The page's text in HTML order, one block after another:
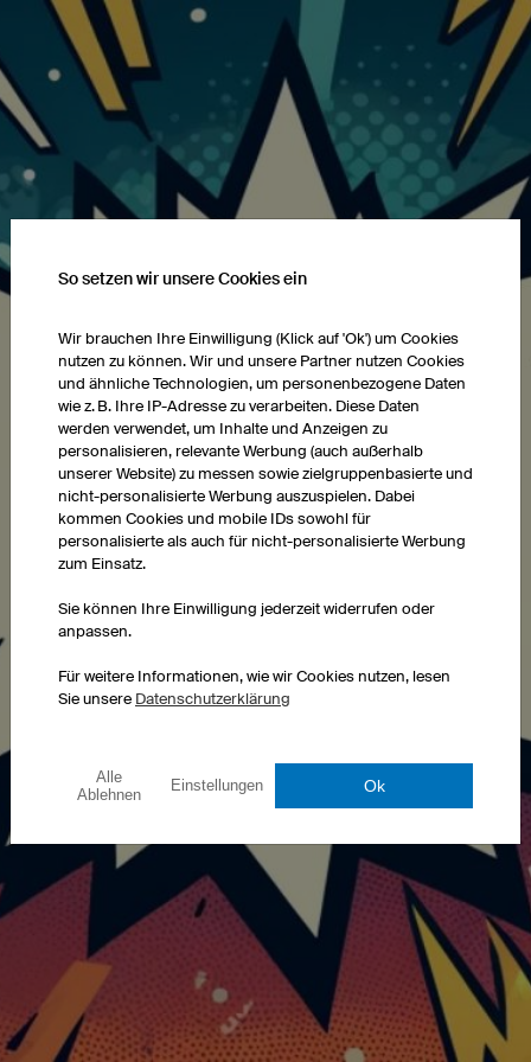
Click!
So setzen wir unsere Cookies ein
Wir brauchen Ihre Einwilligung (Klick auf 'Ok') um Cookies
nutzen zu können. Wir und unsere Partner nutzen Cookies
und ähnliche Technologien, um personenbezogene Daten
wie z. B. Ihre IP-Adresse zu verarbeiten. Diese Daten
werden verwendet, um Inhalte und Anzeigen zu
personalisieren, relevante Werbung (auch außerhalb
unserer Website) zu messen sowie zielgruppenbasierte und
nicht-personalisierte Werbung auszuspielen. Dabei
kommen Cookies und mobile IDs sowohl für
personalisierte als auch für nicht-personalisierte Werbung
zum Einsatz.
Sie können Ihre Einwilligung jederzeit widerrufen oder
anpassen.
Für weitere Informationen, wie wir Cookies nutzen, lesen
Sie unsere Datenschutzerklärung
Alle
Ablehnen
Einstellungen Ok